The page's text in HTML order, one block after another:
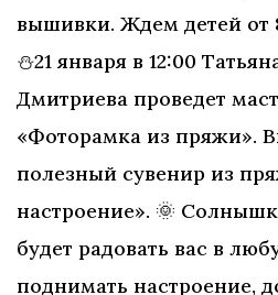
вышивки. Ждем детей от
⛄21 января в 12:00
Дмитриева проведет
«Фоторамка из пряжи».
полезный сувенир из
настроение». 🌞
будет радовать вас в
поднимать настроение,